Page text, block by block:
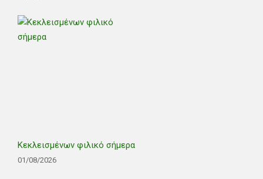
Κεκλεισμένων φιλικό σήμερα
01/08/2026